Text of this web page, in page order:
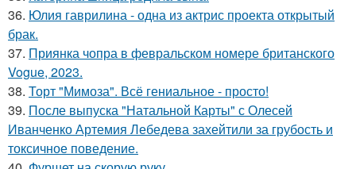
36. Юлия гаврилина - одна из актрис проекта открытый
брак.
37. Приянка чопра в февральском номере британского
Vogue, 2023.
38. Торт "Мимоза". Всё гениальное - просто!
39. После выпуска "Натальной Карты" с Олесей
Иванченко Артемия Лебедева захейтили за грубость и
токсичное поведение.